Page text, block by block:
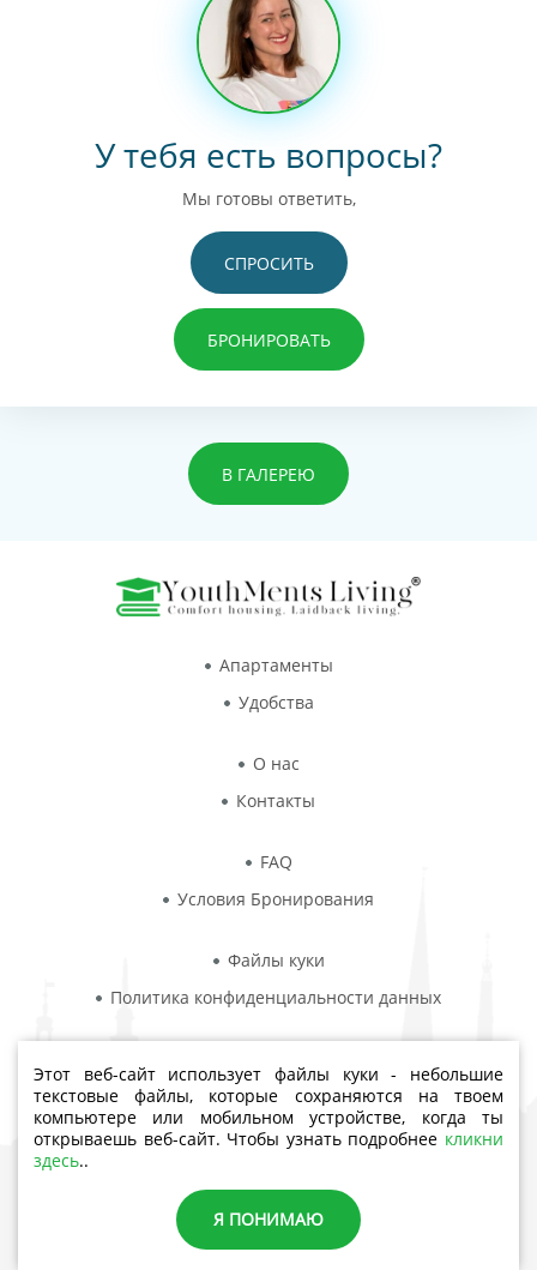
У тебя есть вопросы?
Мы готовы ответить,
СПРОСИТЬ
БРОНИРОВАТЬ
В ГАЛЕРЕЮ
Апартаменты
Удобства
О нас
Контакты
FAQ
Условия Бронирования
Файлы куки
Политика конфиденциальности данных
© youthments.com 2026
Aiviekstes iela 4, Rīga, LV-1019
Этот веб-сайт использует файлы куки - небольшие
текстовые файлы, которые сохраняются на твоем
компьютере или мобильном устройстве, когда ты
открываешь веб-сайт. Чтобы узнать подробнее кликни
здесь..
Я ПОНИМАЮ